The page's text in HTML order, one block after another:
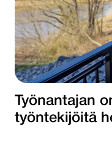
Työnantajan
työntekijöitä